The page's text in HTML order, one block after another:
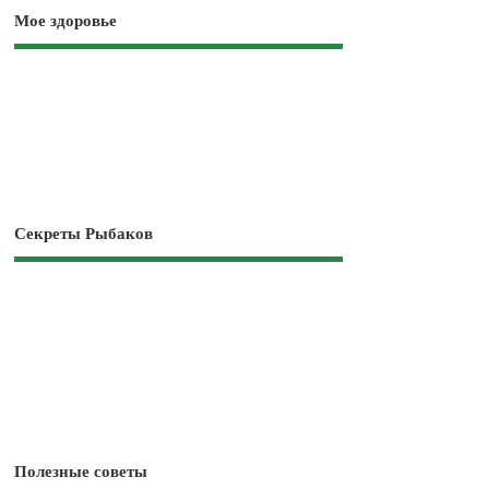
Мое здоровье
Секреты Рыбаков
Полезные советы